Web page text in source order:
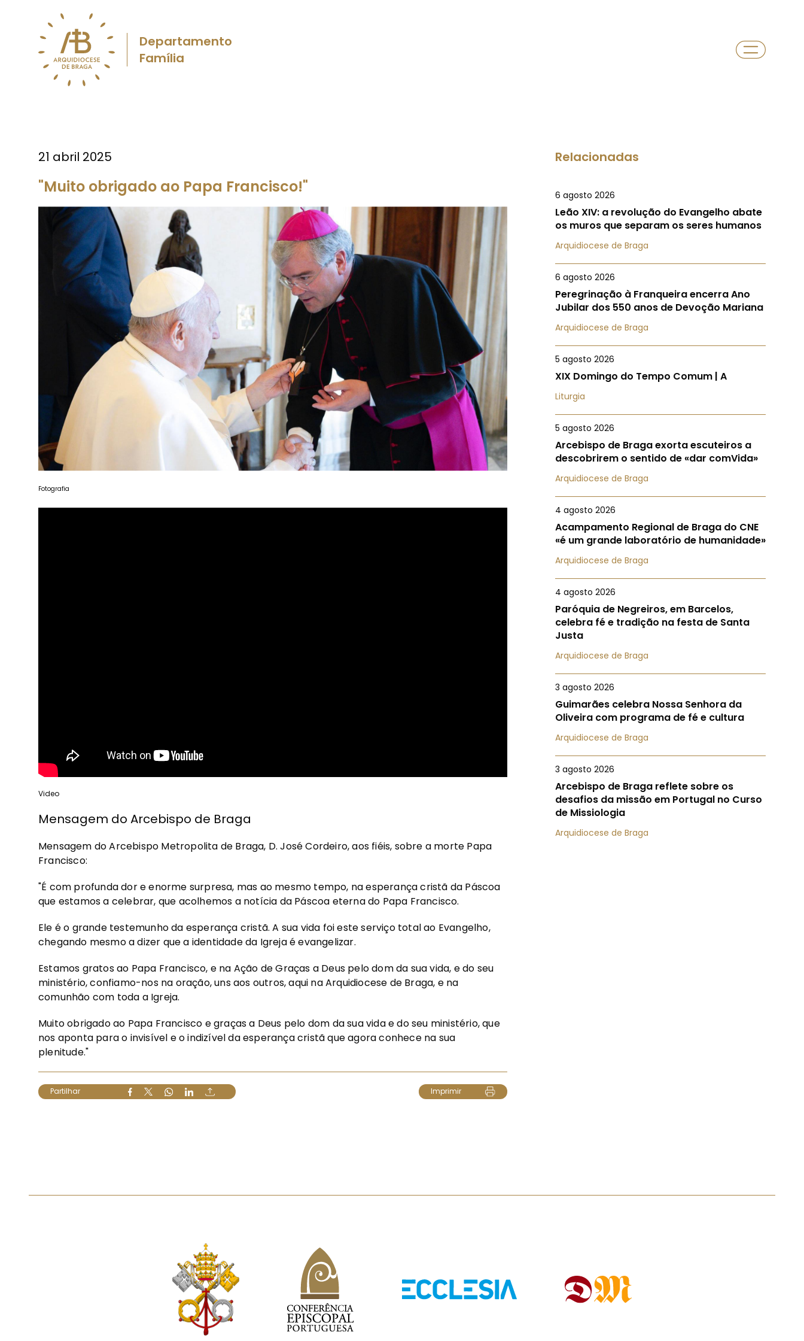
Departamento
Família
21 abril 2025
"Muito obrigado ao Papa Francisco!"
Fotografia
Video
Mensagem do Arcebispo de Braga
Mensagem do Arcebispo Metropolita de Braga, D. José Cordeiro, aos fiéis, sobre a morte Papa
Francisco:
"É com profunda dor e enorme surpresa, mas ao mesmo tempo, na esperança cristã da Páscoa
que estamos a celebrar, que acolhemos a notícia da Páscoa eterna do Papa Francisco.
Ele é o grande testemunho da esperança cristã. A sua vida foi este serviço total ao Evangelho,
chegando mesmo a dizer que a identidade da Igreja é evangelizar.
Estamos gratos ao Papa Francisco, e na Ação de Graças a Deus pelo dom da sua vida, e do seu
ministério, confiamo-nos na oração, uns aos outros, aqui na Arquidiocese de Braga, e na
comunhão com toda a Igreja.
Muito obrigado ao Papa Francisco e graças a Deus pelo dom da sua vida e do seu ministério, que
nos aponta para o invisível e o indizível da esperança cristã que agora conhece na sua
plenitude."
Partilhar Imprimir
Relacionadas
6 agosto 2026
Leão XIV: a revolução do Evangelho abate
os muros que separam os seres humanos
Arquidiocese de Braga
6 agosto 2026
Peregrinação à Franqueira encerra Ano
Jubilar dos 550 anos de Devoção Mariana
Arquidiocese de Braga
5 agosto 2026
XIX Domingo do Tempo Comum | A
Liturgia
5 agosto 2026
Arcebispo de Braga exorta escuteiros a
descobrirem o sentido de «dar comVida»
Arquidiocese de Braga
4 agosto 2026
Acampamento Regional de Braga do CNE
«é um grande laboratório de humanidade»
Arquidiocese de Braga
4 agosto 2026
Paróquia de Negreiros, em Barcelos,
celebra fé e tradição na festa de Santa
Justa
Arquidiocese de Braga
3 agosto 2026
Guimarães celebra Nossa Senhora da
Oliveira com programa de fé e cultura
Arquidiocese de Braga
3 agosto 2026
Arcebispo de Braga reflete sobre os
desafios da missão em Portugal no Curso
de Missiologia
Arquidiocese de Braga